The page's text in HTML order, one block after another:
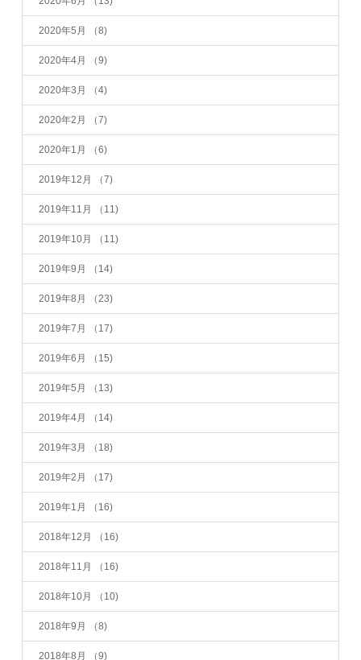
2020年5月 （8)
2020年4月 （9)
2020年3月 （4)
2020年2月 （7)
2020年1月 （6)
2019年12月 （7)
2019年11月 （11)
2019年10月 （11)
2019年9月 （14)
2019年8月 （23)
2019年7月 （17)
2019年6月 （15)
2019年5月 （13)
2019年4月 （14)
2019年3月 （18)
2019年2月 （17)
2019年1月 （16)
2018年12月 （16)
2018年11月 （16)
2018年10月 （10)
2018年9月 （8)
2018年8月 （9)